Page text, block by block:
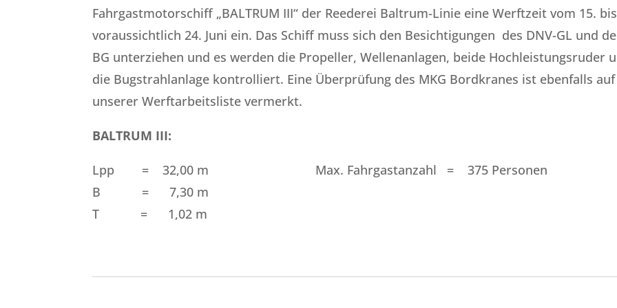
Fahrgastmotorschiff „BALTRUM III“ der Reederei Baltrum-Linie eine Werftzeit vom 15. bis
voraussichtlich 24. Juni ein. Das Schiff muss sich den Besichtigungen des DNV-GL und
BG unterziehen und es werden die Propeller, Wellenanlagen, beide Hochleistungsruder
die Bugstrahlanlage kontrolliert. Eine Überprüfung des MKG Bordkranes ist ebenfalls auf
unserer Werftarbeitsliste vermerkt.
BALTRUM III:
Lpp = 32,00 m Max. Fahrgastanzahl = 375 Personen
B = 7,30 m
T = 1,02 m